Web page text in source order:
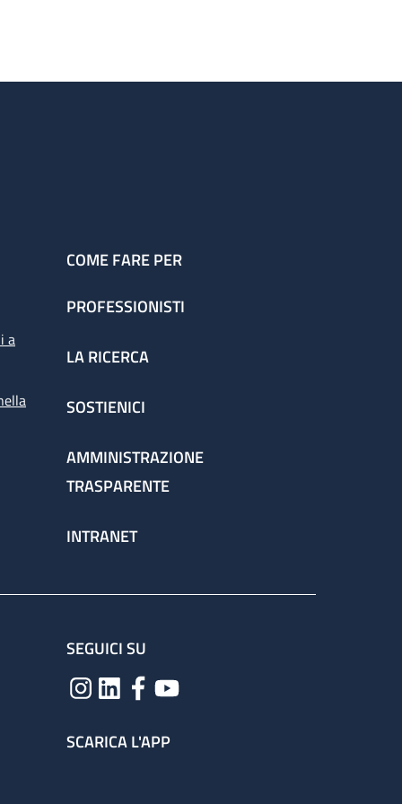
a
COME FARE PER
PROFESSIONISTI
LA RICERCA
SOSTIENICI
AMMINISTRAZIONE
TRASPARENTE
INTRANET
SEGUICI SU
SCARICA L'APP